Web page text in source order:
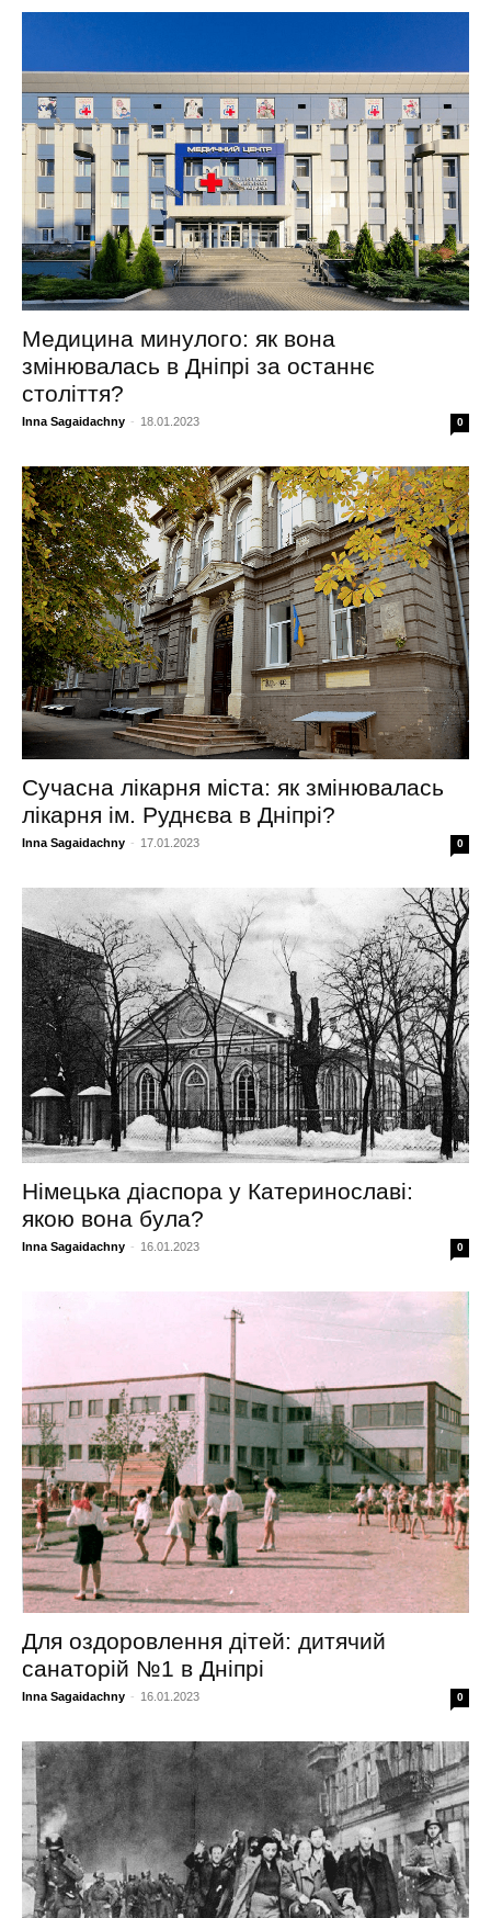
Медицина минулого: як вона
змінювалась в Дніпрі за останнє
століття?
Inna Sagaidachny - 18.01.2023 0
Сучасна лікарня міста: як змінювалась
лікарня ім. Руднєва в Дніпрі?
Inna Sagaidachny - 17.01.2023 0
Німецька діаспора у Катеринославі:
якою вона була?
Inna Sagaidachny - 16.01.2023 0
Для оздоровлення дітей: дитячий
санаторій №1 в Дніпрі
Inna Sagaidachny - 16.01.2023 0